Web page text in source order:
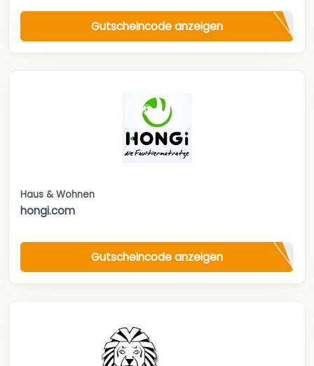
Gutscheincode anzeigen
Haus & Wohnen
hongi.com
Gutscheincode anzeigen